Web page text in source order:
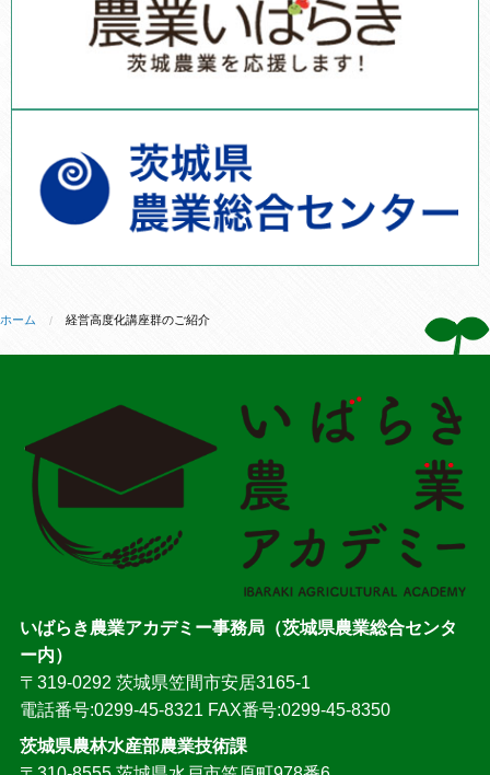
ホーム 経営高度化講座群のご紹介
いばらき農業アカデミー事務局（茨城県農業総合センタ
ー内）
〒319-0292 茨城県笠間市安居3165-1
電話番号:0299-45-8321 FAX番号:0299-45-8350
茨城県農林水産部農業技術課